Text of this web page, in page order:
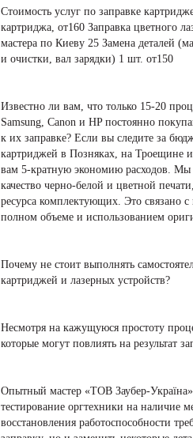
Стоимость услуг по заправке
картриджа, от160 Заправка цветного
мастера по Киеву 25 Замена деталей
и очистки, вал зарядки) 1 шт. от150
Известно ли вам, что только 15-20
Samsung, Canon и HP постоянно
к их заправке? Если вы следите за
картриджей в Позняках, на Троещине
вам 5-кратную экономию расходов. Мы
качество черно-белой и цветной
ресурса комплектующих. Это связано
полном объеме и использованием
Почему не стоит выполнять
картриджей и лазерных устройств?
Несмотря на кажущуюся простоту
которые могут повлиять на результат
Опытный мастер «ТОВ Заубер-
тестирование оргтехники на наличие
восстановления работоспособности